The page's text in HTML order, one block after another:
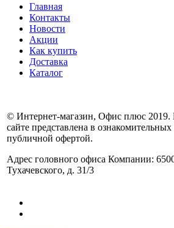
Главная
Контакты
Новости
Акции
Как купить
Доставка
Каталог
© Интернет-магазин, Офис плюс 2019.
сайте представлена в
публичной офертой.
Адрес головного офиса Компании:
Тухачевского, д. 31/3